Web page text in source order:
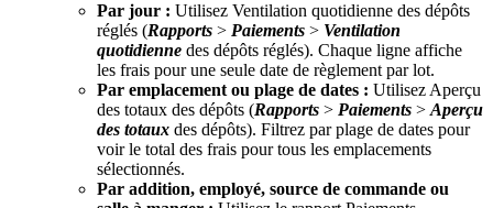
Par jour : Utilisez Ventilation quotidienne des dépôts
réglés (Rapports > Paiements > Ventilation
quotidienne des dépôts réglés). Chaque ligne affiche
les frais pour une seule date de règlement par lot.
Par emplacement ou plage de dates : Utilisez Aperçu
des totaux des dépôts (Rapports > Paiements > Aperçu
des totaux des dépôts). Filtrez par plage de dates pour
voir le total des frais pour tous les emplacements
sélectionnés.
Par addition, employé, source de commande ou